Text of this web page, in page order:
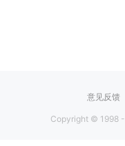
意见反馈
Copyright © 1998 -